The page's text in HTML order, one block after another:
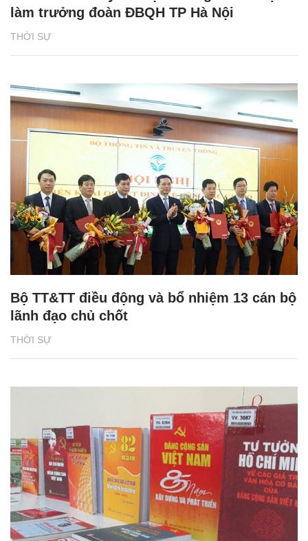
THỜI SỰ
làm trưởng đoàn ĐBQH TP Hà Nội
THỜI SỰ
Bộ TT&TT điều động và bổ nhiệm 13 cán bộ
lãnh đạo chủ chốt